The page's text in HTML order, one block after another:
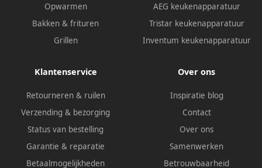
Opwarmen
Bakken & frituren
Grillen
AEG keukenapparatuur
Tristar keukenapparatuur
Inventum keukenapparatuur
Klantenservice
Retourneren & ruilen
Verzending & bezorging
Status van bestelling
Garantie & reparatie
Betaalmogelijkheden
Over ons
Inspiratie blog
Contact
Over ons
Samenwerken
Betrouwbaarheid